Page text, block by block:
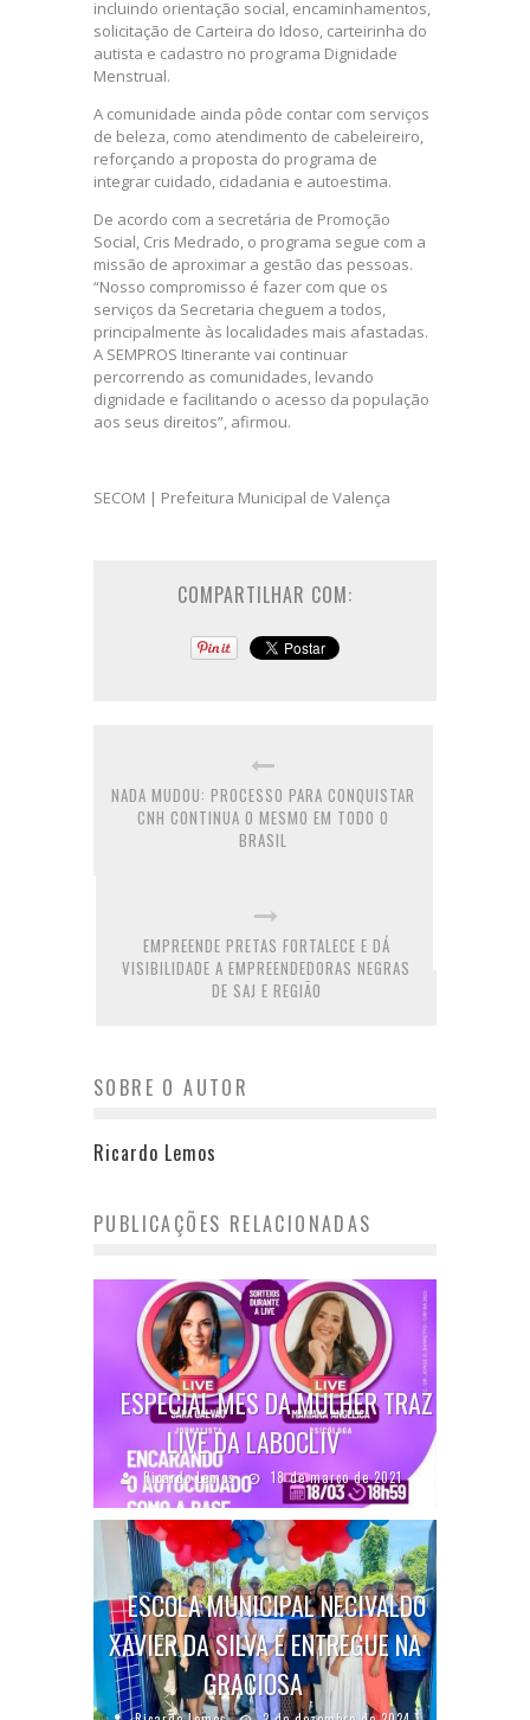
incluindo orientação social, encaminhamentos,
solicitação de Carteira do Idoso, carteirinha do
autista e cadastro no programa Dignidade
Menstrual.
A comunidade ainda pôde contar com serviços
de beleza, como atendimento de cabeleireiro,
reforçando a proposta do programa de
integrar cuidado, cidadania e autoestima.
De acordo com a secretária de Promoção
Social, Cris Medrado, o programa segue com a
missão de aproximar a gestão das pessoas.
“Nosso compromisso é fazer com que os
serviços da Secretaria cheguem a todos,
principalmente às localidades mais afastadas.
A SEMPROS Itinerante vai continuar
percorrendo as comunidades, levando
dignidade e facilitando o acesso da população
aos seus direitos”, afirmou.
SECOM | Prefeitura Municipal de Valença
COMPARTILHAR COM:
NADA MUDOU: PROCESSO PARA CONQUISTAR
CNH CONTINUA O MESMO EM TODO O
BRASIL
EMPREENDE PRETAS FORTALECE E DÁ
VISIBILIDADE A EMPREENDEDORAS NEGRAS
DE SAJ E REGIÃO
SOBRE O AUTOR
Ricardo Lemos
PUBLICAÇÕES RELACIONADAS
ESPECIAL MES DA MULHER TRAZ
LIVE DA LABOCLIV
Ricardo Lemos 18 de março de 2021
ESCOLA MUNICIPAL NECIVALDO
XAVIER DA SILVA É ENTREGUE NA
GRACIOSA